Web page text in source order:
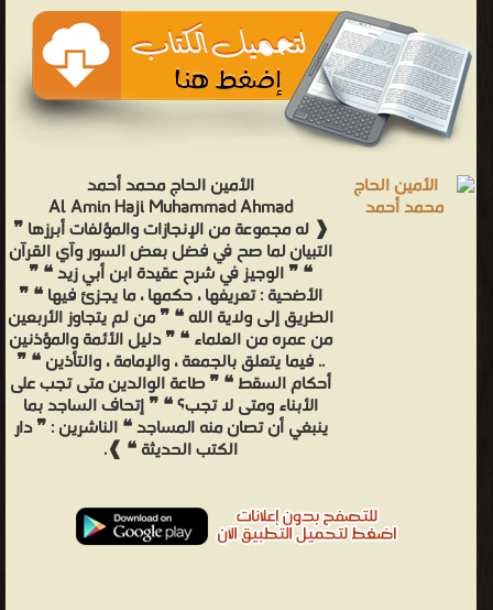
الأمين الحاج محمد أحمد
Al Amin Haji Muhammad Ahmad
❰ له مجموعة من الإنجازات والمؤلفات أبرزها ❞
التبيان لما صح في فضل بعض السور وآي القرآن
❝ ❞ الوجيز في شرح عقيدة ابن أبي زيد ❝ ❞
الأضحية : تعريفها ، حكمها ، ما يجزئ فيها ❝ ❞
الطريق إلى ولاية الله ❝ ❞ من لم يتجاوز الأربعين
من عمره من العلماء ❝ ❞ دليل الأئمة والمؤذنين
.. فيما يتعلق بالجمعة ، والإمامة ، والتأذين ❝ ❞
أحكام السقط ❝ ❞ طاعة الوالدين متى تجب على
الأبناء ومتى لا تجب؟ ❝ ❞ إتحاف الساجد بما
ينبغي أن تصان منه المساجد ❝ الناشرين : ❞ دار
الكتب الحديثة ❝ ❱.